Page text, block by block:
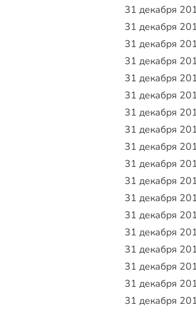
31 декабря
31 декабря
31 декабря
31 декабря
31 декабря
31 декабря
31 декабря
31 декабря
31 декабря
31 декабря
31 декабря
31 декабря
31 декабря
31 декабря
31 декабря
31 декабря
31 декабря
31 декабря